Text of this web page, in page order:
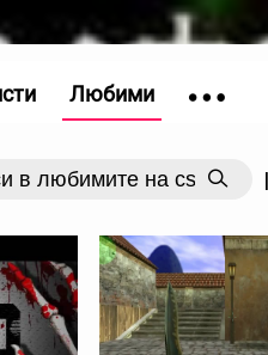
|
Любими